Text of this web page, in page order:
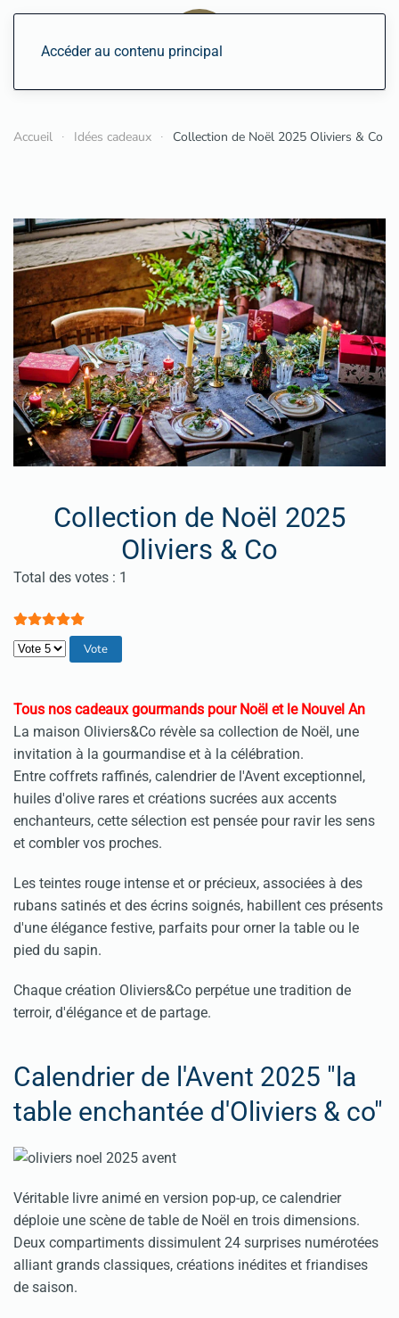
Accéder au contenu principal
Accueil Idées cadeaux Collection de Noël 2025 Oliviers & Co
Collection de Noël 2025
Oliviers & Co
Vote utilisateur:5/
Total des votes : 1
Veuillez voter
Tous nos cadeaux gourmands pour Noël et le Nouvel An
La maison Oliviers&Co révèle sa collection de Noël, une
invitation à la gourmandise et à la célébration.
Entre coffrets raffinés, calendrier de l'Avent exceptionnel,
huiles d'olive rares et créations sucrées aux accents
enchanteurs, cette sélection est pensée pour ravir les sens
et combler vos proches.
Les teintes rouge intense et or précieux, associées à des
rubans satinés et des écrins soignés, habillent ces présents
d'une élégance festive, parfaits pour orner la table ou le
pied du sapin.
Chaque création Oliviers&Co perpétue une tradition de
terroir, d'élégance et de partage.
Calendrier de l'Avent 2025 "la
table enchantée d'Oliviers & co"
Véritable livre animé en version pop-up, ce calendrier
déploie une scène de table de Noël en trois dimensions.
Deux compartiments dissimulent 24 surprises numérotées
alliant grands classiques, créations inédites et friandises
de saison.